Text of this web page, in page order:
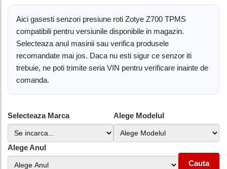
Aici gasesti senzori presiune roti Zotye Z700 TPMS
compatibili pentru versiunile disponibile in magazin.
Selecteaza anul masinii sau verifica produsele
recomandate mai jos. Daca nu esti sigur ce senzor iti
trebuie, ne poti trimite seria VIN pentru verificare inainte de
comanda.
Selecteaza Marca Alege Modelul
Alege Anul
Cauta